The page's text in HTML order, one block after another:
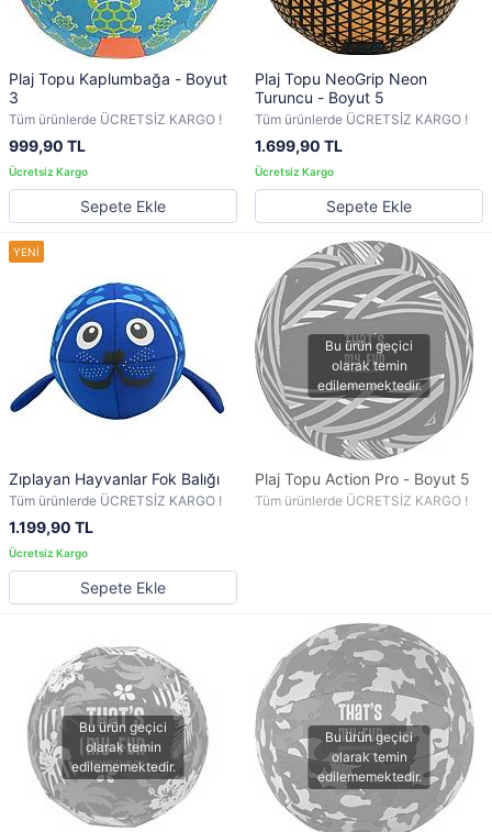
Plaj Topu Kaplumbağa - Boyut
3
Tüm ürünlerde ÜCRETSİZ KARGO !
999,90 TL
Sepete Ekle
Plaj Topu NeoGrip Neon
Turuncu - Boyut 5
Tüm ürünlerde ÜCRETSİZ KARGO !
1.699,90 TL
Sepete Ekle
Zıplayan Hayvanlar Fok Balığı
Tüm ürünlerde ÜCRETSİZ KARGO !
1.199,90 TL
Sepete Ekle
Plaj Topu Action Pro - Boyut 5
Tüm ürünlerde ÜCRETSİZ KARGO !